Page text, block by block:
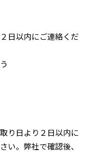
日以内にご連絡くだ
り日より２日以内に
い。弊社で確認後、